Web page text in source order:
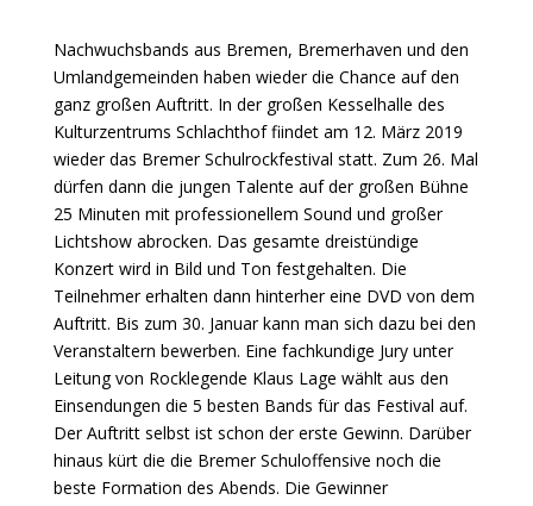
Nachwuchsbands aus Bremen, Bremerhaven und den
Umlandgemeinden haben wieder die Chance auf den
ganz großen Auftritt. In der großen Kesselhalle des
Kulturzentrums Schlachthof fiindet am 12. März 2019
wieder das Bremer Schulrockfestival statt. Zum 26. Mal
dürfen dann die jungen Talente auf der großen Bühne
25 Minuten mit professionellem Sound und großer
Lichtshow abrocken. Das gesamte dreistündige
Konzert wird in Bild und Ton festgehalten. Die
Teilnehmer erhalten dann hinterher eine DVD von dem
Auftritt. Bis zum 30. Januar kann man sich dazu bei den
Veranstaltern bewerben. Eine fachkundige Jury unter
Leitung von Rocklegende Klaus Lage wählt aus den
Einsendungen die 5 besten Bands für das Festival auf.
Der Auftritt selbst ist schon der erste Gewinn. Darüber
hinaus kürt die die Bremer Schuloffensive noch die
beste Formation des Abends. Die Gewinner